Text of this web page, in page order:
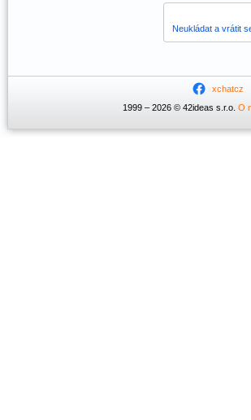
Neukládat a vrátit
xchatcz
1999 – 2026 © 42ideas s.r.o. O